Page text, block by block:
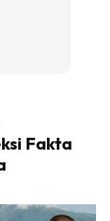
Fakta